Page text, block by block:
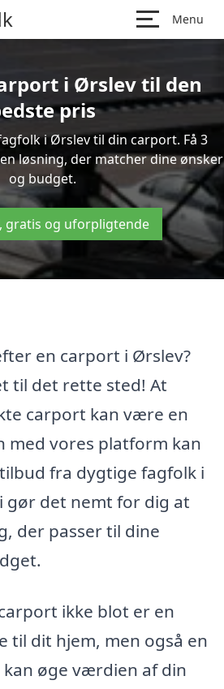
Menu
i Ørslev til den
pris
i Ørslev til din carport. Få 3
løsning, der matcher dine ønsker
og budget.
gratis og uforpligtende
en carport i Ørslev?
til det rette sted! At
carport kan være en
med vores platform kan
fra dygtige fagfolk i
gør det nemt for dig at
der passer til dine
ikke blot er en
til dit hjem, men også en
øge værdien af din